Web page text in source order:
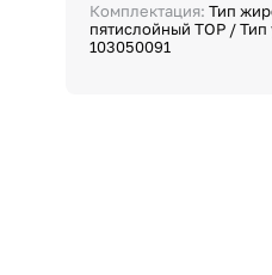
Комплектация:Тип
пятислойный TOP /
103050091